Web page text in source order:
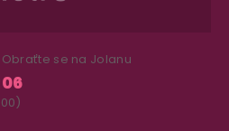
se na Jolanu